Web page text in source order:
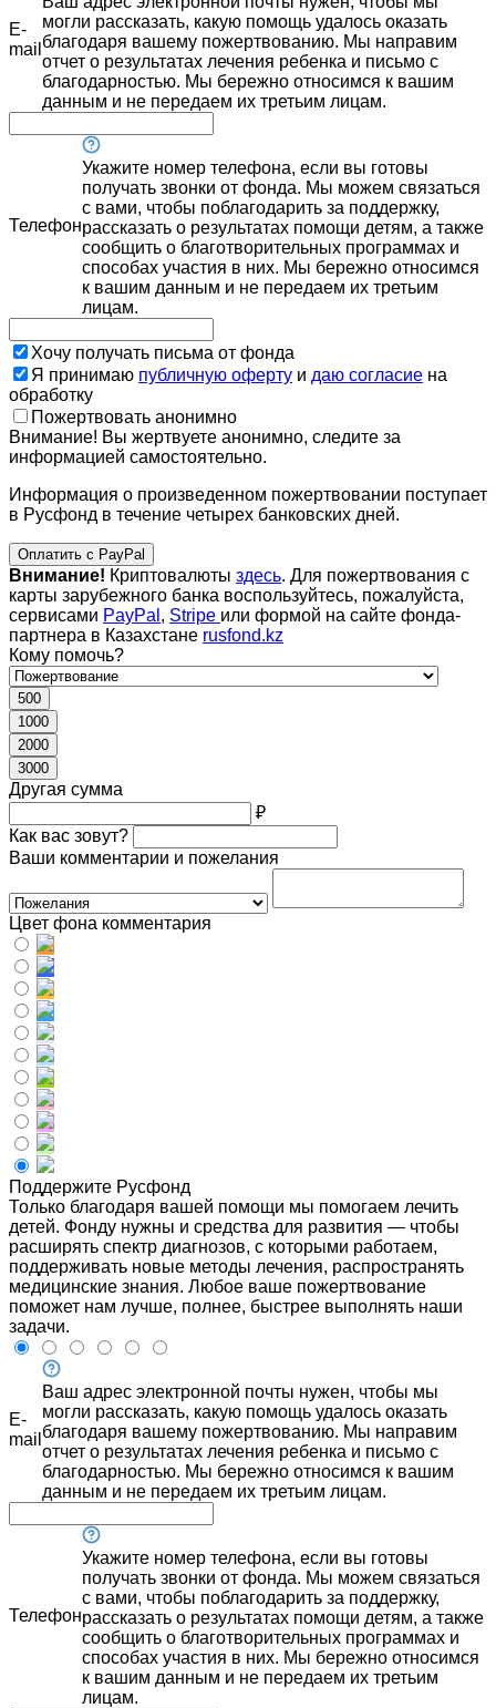
E-
mail
могли рассказать, какую помощь удалось оказать
благодаря вашему пожертвованию. Мы направим
отчет о результатах лечения ребенка и письмо с
благодарностью. Мы бережно относимся к вашим
данным и не передаем их третьим лицам.
Телефон
Укажите номер телефона, если вы готовы
получать звонки от фонда. Мы можем связаться
с вами, чтобы поблагодарить за поддержку,
рассказать о результатах помощи детям, а также
сообщить о благотворительных программах и
способах участия в них. Мы бережно относимся
к вашим данным и не передаем их третьим
лицам.
Хочу получать письма от фонда
Я принимаю публичную оферту и даю согласие на
обработку
Пожертвовать анонимно
Внимание! Вы жертвуете анонимно, следите за
информацией самостоятельно.
Информация о произведенном пожертвовании поступает
в Русфонд в течение четырех банковских дней.
Оплатить с PayPal
Внимание! Криптовалюты здесь. Для пожертвования с
карты зарубежного банка воспользуйтесь, пожалуйста,
сервисами PayPal , Stripe или формой на сайте фонда-
партнера в Казахстане rusfond.kz
Кому помочь?
500
1000
2000
3000
Другая сумма
₽
Как вас зовут?
Ваши комментарии и пожелания
Цвет фона комментария
Поддержите Русфонд
Только благодаря вашей помощи мы помогаем лечить
детей. Фонду нужны и средства для развития — чтобы
расширять спектр диагнозов, с которыми работаем,
поддерживать новые методы лечения, распространять
медицинские знания. Любое ваше пожертвование
поможет нам лучше, полнее, быстрее выполнять наши
задачи.
E-
mail
Ваш адрес электронной почты нужен, чтобы мы
могли рассказать, какую помощь удалось оказать
благодаря вашему пожертвованию. Мы направим
отчет о результатах лечения ребенка и письмо с
благодарностью. Мы бережно относимся к вашим
данным и не передаем их третьим лицам.
Телефон
Укажите номер телефона, если вы готовы
получать звонки от фонда. Мы можем связаться
с вами, чтобы поблагодарить за поддержку,
рассказать о результатах помощи детям, а также
сообщить о благотворительных программах и
способах участия в них. Мы бережно относимся
к вашим данным и не передаем их третьим
лицам.